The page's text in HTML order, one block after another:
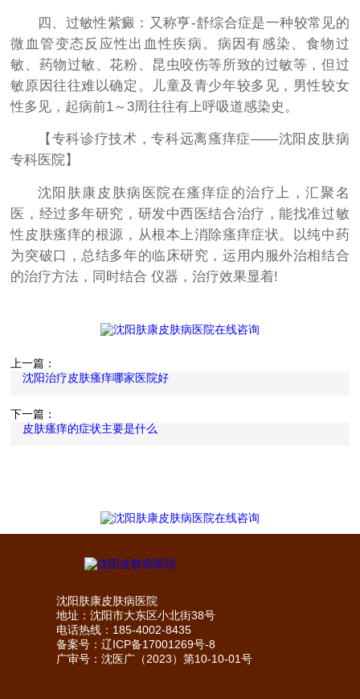
四、过敏性紫癜：又称亨-舒综合症是一种较常见的
微血管变态反应性出血性疾病。病因有感染、食物过
敏、药物过敏、花粉、昆虫咬伤等所致的过敏等，但过
敏原因往往难以确定。儿童及青少年较多见，男性较女
性多见，起病前1～3周往往有上呼吸道感染史。
【专科诊疗技术，专科远离瘙痒症——沈阳皮肤病
专科医院】
沈阳肤康皮肤病医院在瘙痒症的治疗上，汇聚名
医，经过多年研究，研发中西医结合治疗，能找准过敏
性皮肤瘙痒的根源，从根本上消除瘙痒症状。以纯中药
为突破口，总结多年的临床研究，运用内服外治相结合
的治疗方法，同时结合 仪器，治疗效果显着!
上一篇：
沈阳治疗皮肤瘙痒哪家医院好
下一篇：
皮肤瘙痒的症状主要是什么
沈阳肤康皮肤病医院
地址：沈阳市大东区小北街38号
电话热线：185-4002-8435
备案号：辽ICP备17001269号-8
广审号：沈医广（2023）第10-10-01号